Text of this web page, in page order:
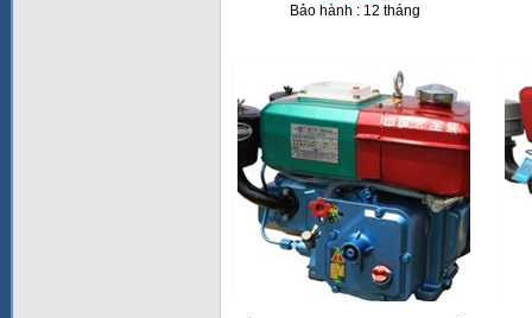
Bảo hành : 12 tháng